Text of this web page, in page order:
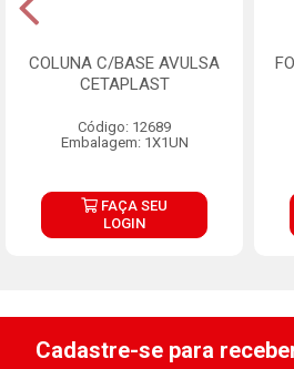
COLUNA C/BASE AVULSA
CETAPLAST
Código: 12689
Embalagem: 1X1UN
FAÇA SEU
LOGIN
Cadastre-se para